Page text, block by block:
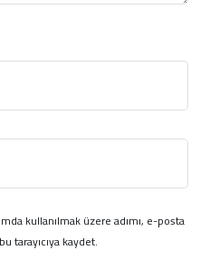
kullanılmak üzere adımı, e-posta
tarayıcıya kaydet.